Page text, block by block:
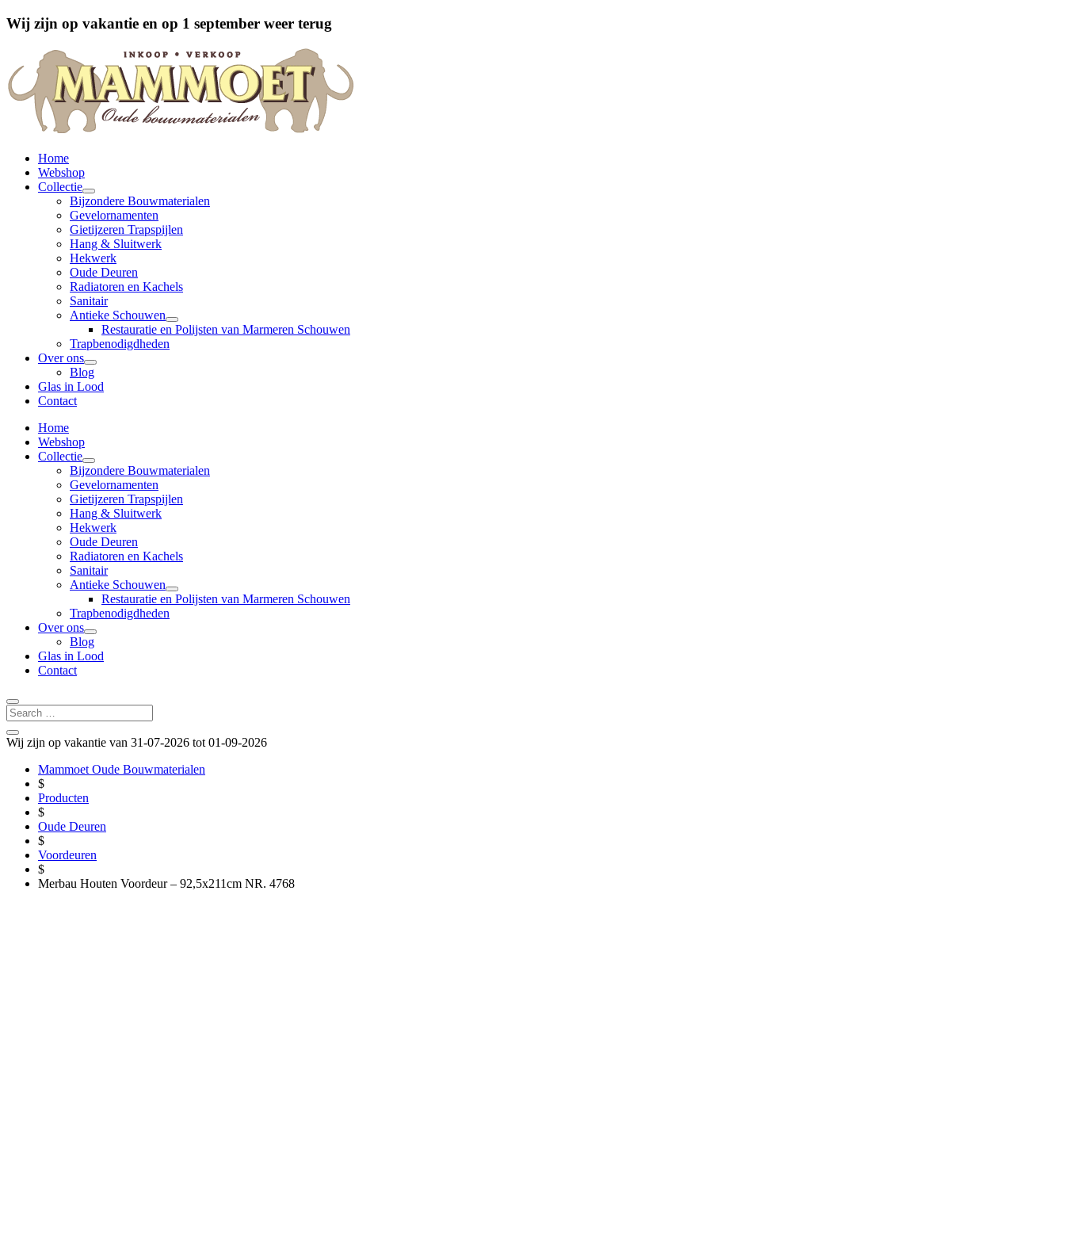
Wij zijn op vakantie en op 1 september weer terug
Home
Webshop
Collectie
Bijzondere Bouwmaterialen
Gevelornamenten
Gietijzeren Trapspijlen
Hang & Sluitwerk
Hekwerk
Oude Deuren
Radiatoren en Kachels
Sanitair
Antieke Schouwen
Restauratie en Polijsten van Marmeren Schouwen
Trapbenodigdheden
Over ons
Blog
Glas in Lood
Contact
Home
Webshop
Collectie
Bijzondere Bouwmaterialen
Gevelornamenten
Gietijzeren Trapspijlen
Hang & Sluitwerk
Hekwerk
Oude Deuren
Radiatoren en Kachels
Sanitair
Antieke Schouwen
Restauratie en Polijsten van Marmeren Schouwen
Trapbenodigdheden
Over ons
Blog
Glas in Lood
Contact
Wij zijn op vakantie van 31-07-2026 tot 01-09-2026
Mammoet Oude Bouwmaterialen
$
Producten
$
Oude Deuren
$
Voordeuren
$
Merbau Houten Voordeur – 92,5x211cm NR. 4768